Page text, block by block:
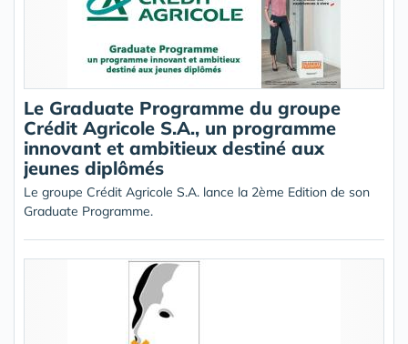
Le Graduate Programme du groupe
Crédit Agricole S.A., un programme
innovant et ambitieux destiné aux
jeunes diplômés
Le groupe Crédit Agricole S.A. lance la 2ème Edition de son
Graduate Programme.